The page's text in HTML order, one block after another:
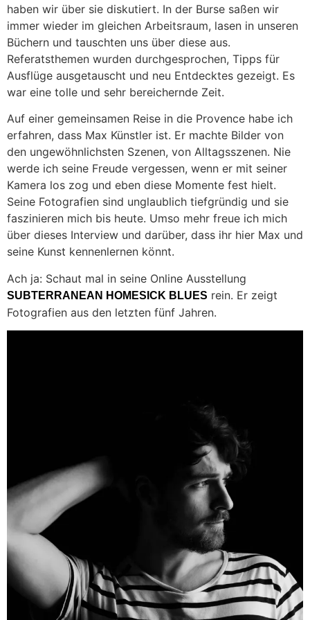
haben wir über sie diskutiert. In der Burse saßen wir
immer wieder im gleichen Arbeitsraum, lasen in unseren
Büchern und tauschten uns über diese aus.
Referatsthemen wurden durchgesprochen, Tipps für
Ausflüge ausgetauscht und neu Entdecktes gezeigt. Es
war eine tolle und sehr bereichernde Zeit.
Auf einer gemeinsamen Reise in die Provence habe ich
erfahren, dass Max Künstler ist. Er machte Bilder von
den ungewöhnlichsten Szenen, von Alltagsszenen. Nie
werde ich seine Freude vergessen, wenn er mit seiner
Kamera los zog und eben diese Momente fest hielt.
Seine Fotografien sind unglaublich tiefgründig und sie
faszinieren mich bis heute. Umso mehr freue ich mich
über dieses Interview und darüber, dass ihr hier Max und
seine Kunst kennenlernen könnt.
Ach ja: Schaut mal in seine Online Ausstellung
SUBTERRANEAN HOMESICK BLUES rein. Er zeigt
Fotografien aus den letzten fünf Jahren.